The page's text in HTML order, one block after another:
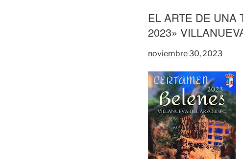
EL ARTE DE UNA
2023»
noviembre 30, 2023